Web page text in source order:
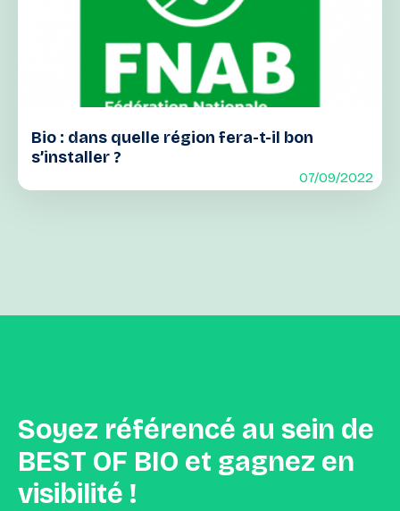
Bio : dans quelle région fera-t-il bon
s’installer ?
07/09/2022
Soyez référencé au sein de
BEST OF BIO et gagnez en
visibilité !